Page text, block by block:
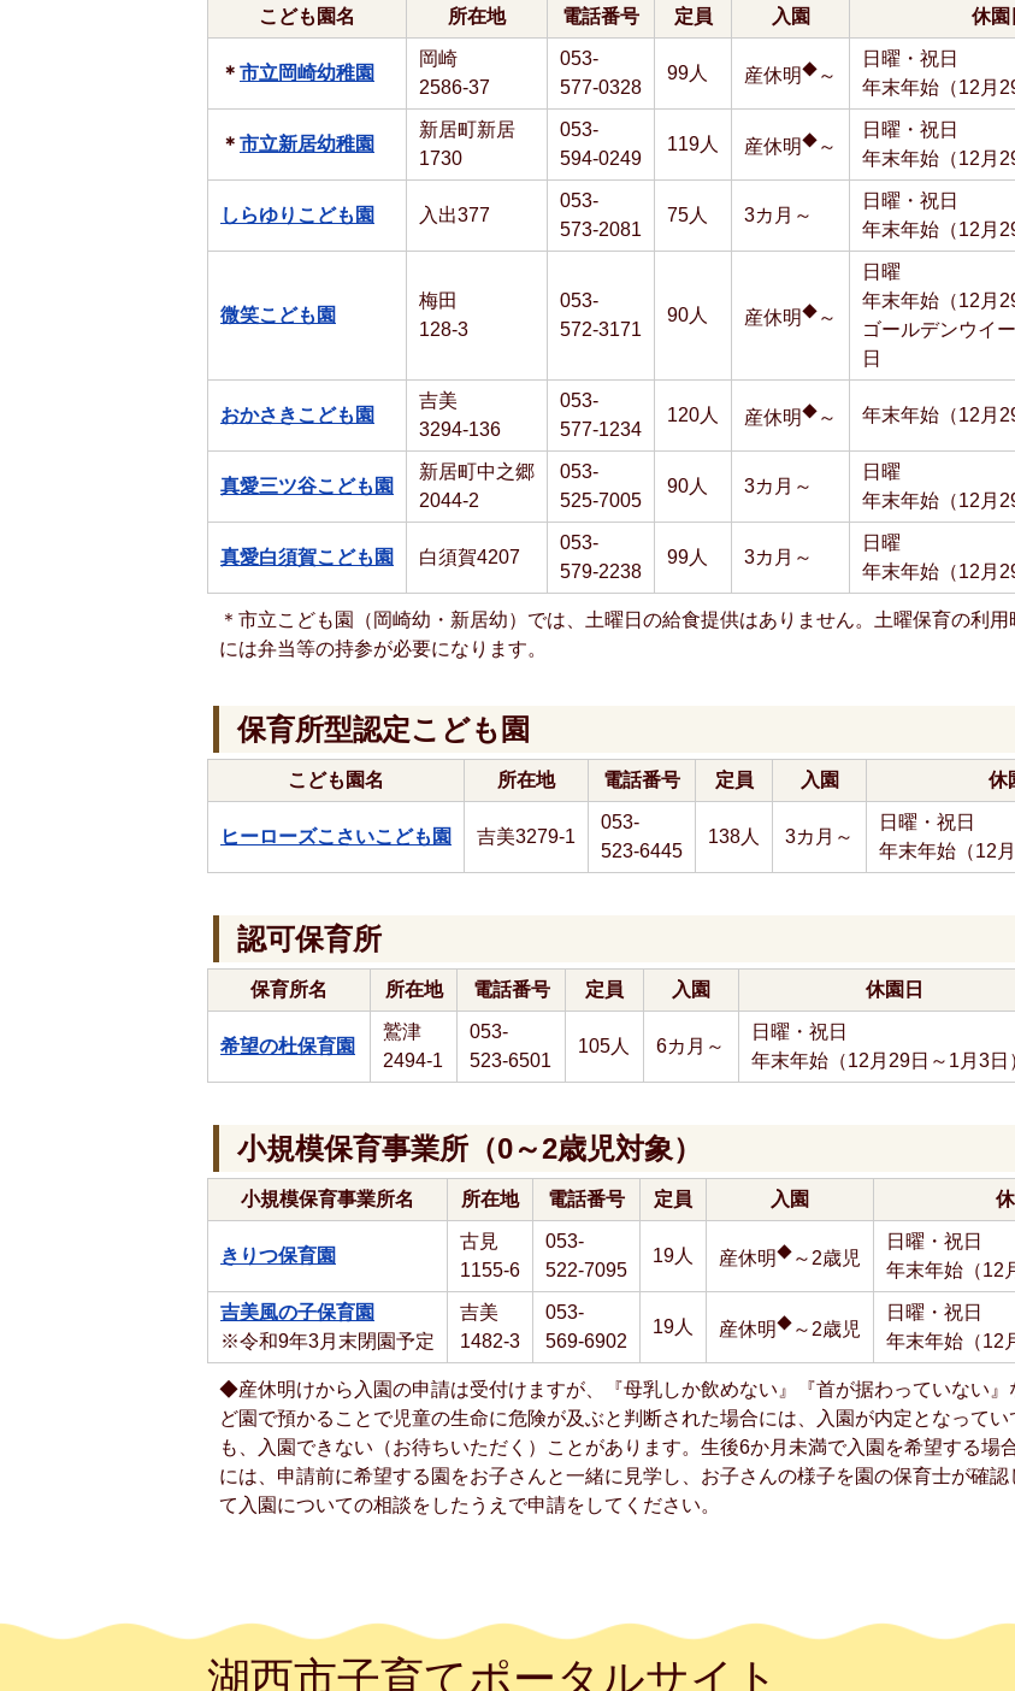
こども園名 所在地 電話番号 定員 入園 休園
＊ 市立岡崎幼稚園
岡崎
2586-37
053-
577-0328
99人 産休明◆ ～
日曜・祝日
年末年始（12月
＊ 市立新居幼稚園
新居町新居
1730
053-
594-0249
119人 産休明◆ ～
日曜・祝日
年末年始（12月
しらゆりこども園 入出377
053-
573-2081
75人 3カ月～
日曜・祝日
年末年始（12月
微笑こども園
梅田
128-3
053-
572-3171
90人 産休明◆ ～
日曜
年末年始（12月
ゴールデンウイ
日
おかさきこども園
吉美
3294-136
053-
577-1234
120人 産休明◆ ～ 年末年始（12月
真愛三ツ谷こども園
新居町中之郷
2044-2
053-
525-7005
90人 3カ月～
日曜
年末年始（12月
真愛白須賀こども園 白須賀4207
053-
579-2238
99人 3カ月～
日曜
年末年始（12月
＊市立こども園（岡崎幼・新居幼）では、土曜日の給食提供はありません。土曜保育の利用
には弁当等の持参が必要になります。
保育所型認定こども園
こども園名 所在地 電話番号 定員 入園 休
ヒーローズこさいこども園 吉美3279-1
053-
523-6445
138人 3カ月～
日曜・祝日
年末年始（12
認可保育所
保育所名 所在地 電話番号 定員 入園 休園日
希望の杜保育園
鷲津
2494-1
053-
523-6501
105人 6カ月～
日曜・祝日
年末年始（12月29日～1月3日
小規模保育事業所（0～2歳児対象）
小規模保育事業所名 所在地 電話番号 定員 入園
きりつ保育園
古見
1155-6
053-
522-7095
19人 産休明◆ ～2歳児
日曜・祝日
年末年始（12
吉美風の子保育園
※令和9年3月末閉園予定
吉美
1482-3
053-
569-6902
19人 産休明◆ ～2歳児
日曜・祝日
年末年始（12
◆産休明けから入園の申請は受付けますが、『母乳しか飲めない』『首が据わっていない』
ど園で預かることで児童の生命に危険が及ぶと判断された場合には、入園が内定となってい
も、入園できない（お待ちいただく）ことがあります。生後6か月未満で入園を希望する場
には、申請前に希望する園をお子さんと一緒に見学し、お子さんの様子を園の保育士が確認
て入園についての相談をしたうえで申請をしてください。
湖西市子育てポータルサイト